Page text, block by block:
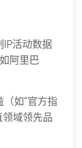
IP活动数据
阿里巴
如“官方指
领域领先品